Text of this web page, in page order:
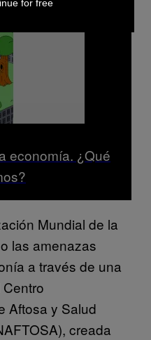
economía. ¿Qué
Mundial de la
las amenazas
a través de una
Aftosa y Salud
creada
for free